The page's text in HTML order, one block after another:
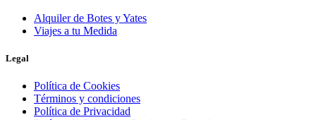
Alquiler de Botes y Yates
Viajes a tu Medida
Legal
Política de Cookies
Términos y condiciones
Política de Privacidad